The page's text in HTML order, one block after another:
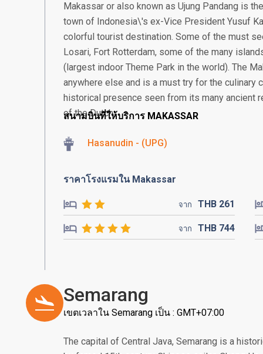
Makassar or also known as Ujung Pandang is
town of Indonesia\'s ex-Vice President Yusuf
colorful tourist destination. Some of the must
Losari, Fort Rotterdam, some of the many
(largest indoor Theme Park in the world). The
anywhere else and is a must try for the culinary
historical presence seen from its many ancient
of the Dutch.
สนามบินที่ให้บริการ MAKASSAR
Hasanudin - (UPG)
ราคาโรงแรมใน Makassar
จาก THB 261
จาก THB 744
Semarang
เขตเวลาใน Semarang เป็น : GMT+07:00
The capital of Central Java, Semarang is a